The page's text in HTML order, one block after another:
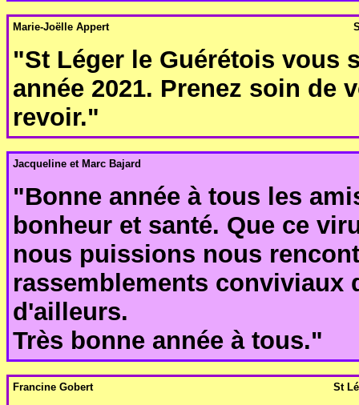
Marie-Joëlle Appert
"St Léger le Guérétois vous
année 2021. Prenez soin de
revoir."
Jacqueline et Marc Bajard
"Bonne année à tous les
bonheur et santé. Que ce
nous puissions nous
rassemblements conviviaux
d'ailleurs.
Très bonne année à tous."
Francine Gobert St